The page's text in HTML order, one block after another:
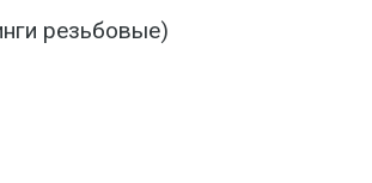
резьбовые)